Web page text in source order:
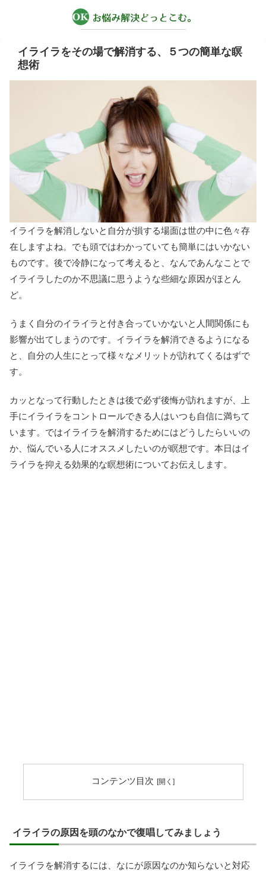
イライラをその場で解消する、５つの簡単な瞑
想術
イライラを解消しないと自分が損する場面は世の中に色々存
在しますよね。でも頭ではわかっていても簡単にはいかない
ものです。後で冷静になって考えると、なんであんなことで
イライラしたのか不思議に思うような些細な原因がほとん
ど。
うまく自分のイライラと付き合っていかないと人間関係にも
影響が出てしまうのです。イライラを解消できるようになる
と、自分の人生にとって様々なメリットが訪れてくるはずで
す。
カッとなって行動したときは後で必ず後悔が訪れますが、上
手にイライラをコントロールできる人はいつも自信に満ちて
います。ではイライラを解消するためにはどうしたらいいの
か、悩んでいる人にオススメしたいのが瞑想です。本日はイ
ライラを抑える効果的な瞑想術についてお伝えします。
コンテンツ目次
イライラの原因を頭のなかで復唱してみましょう
イライラを解消するには、なにが原因なのか知らないと対応